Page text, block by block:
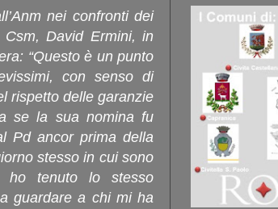
nei confronti dei
David Ermini, in
“Questo è un punto
con senso di
rispetto delle garanzie
se la sua nomina fu
Pd ancor prima della
stesso in cui sono
ho tenuto lo stesso
guardare a chi mi ha